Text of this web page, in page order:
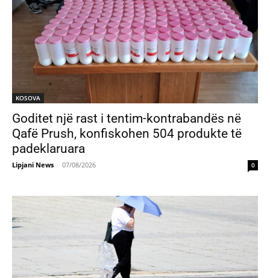
KOSOVA
Goditet një rast i tentim-kontrabandës në
Qafë Prush, konfiskohen 504 produkte të
padeklaruara
Lipjani News - 07/08/2026 0